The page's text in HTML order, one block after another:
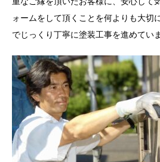
ォームをして頂くことを何よりも大切
でじっくり丁寧に塗装工事を進めてい